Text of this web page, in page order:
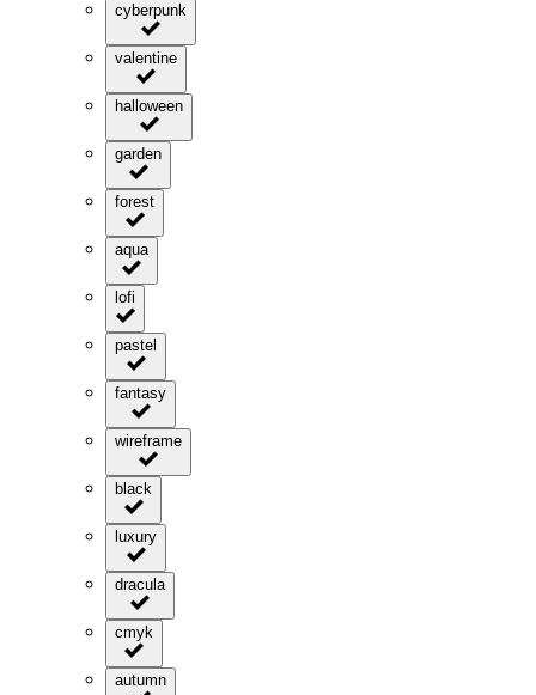
cyberpunk
valentine
halloween
garden
forest
aqua
lofi
pastel
fantasy
wireframe
black
luxury
dracula
cmyk
autumn